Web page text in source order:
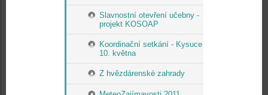
Slavnostní otevření učebny -
projekt KOSOAP
Koordinační setkání - Kysuce
10. května
Z hvězdárenské zahrady